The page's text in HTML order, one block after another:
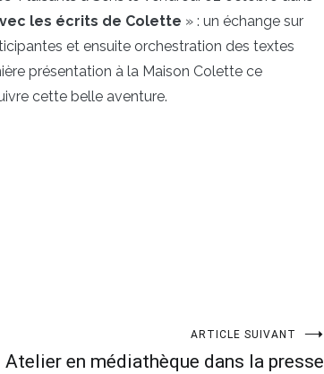
les écrits de Colette » : un échange sur
et ensuite orchestration des textes
présentation à la Maison Colette ce
cette belle aventure.
ARTICLE SUIVANT
Atelier en médiathèque dans la presse